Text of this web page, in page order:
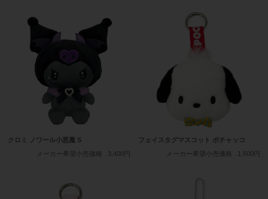
クロミ ノワール小悪魔 S
メーカー希望小売価格
3,400円
フェイスタグマスコット ポチャッコ
メーカー希望小売価格
1,600円